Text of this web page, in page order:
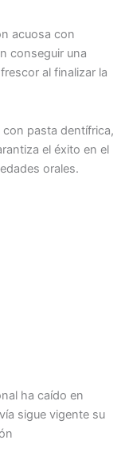
acuosa con
conseguir una
al finalizar la
pasta dentífrica,
el éxito en el
orales.
ha caído en
sigue vigente su